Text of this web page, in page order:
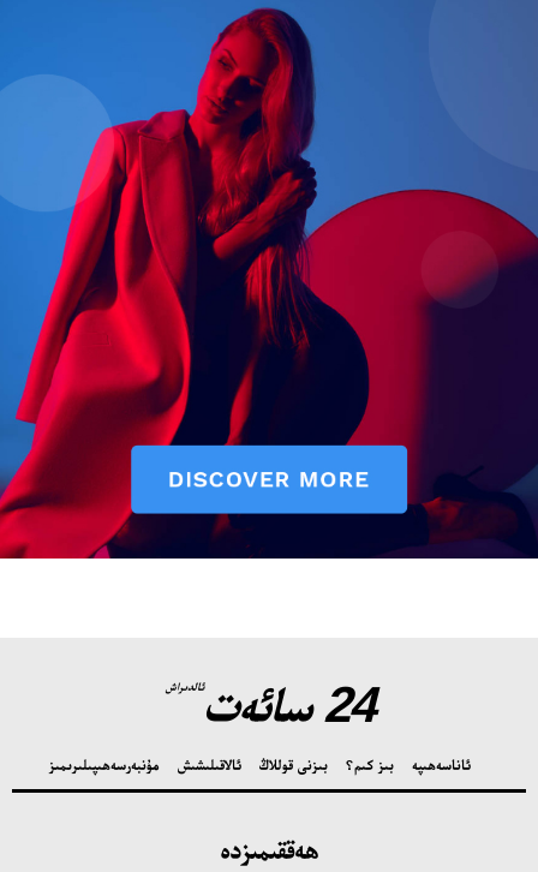
24 سائەت ئالدىراش
ئاناسەھىپە بىز كىم؟ بىزنى قوللاڭ ئالاقىلىشىش مۇنبەرسەھىپىلىرىمىز
ھەققىمىزدە